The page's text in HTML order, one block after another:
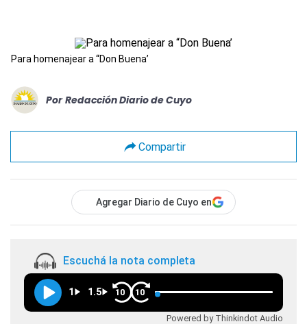
Para homenajear a “Don Buena’
Por Redacción Diario de Cuyo
Compartir
Agregar Diario de Cuyo en
Escuchá la nota completa
1 1.5 10 10
Powered by Thinkindot Audio